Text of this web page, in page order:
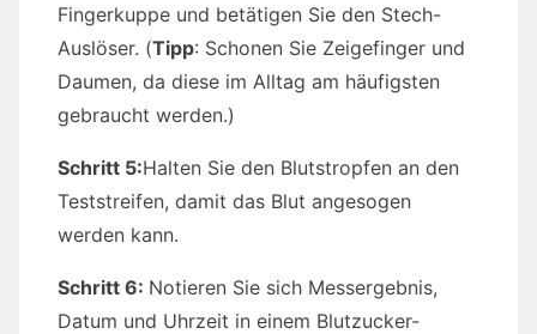
Fingerkuppe und betätigen Sie den Stech-
Auslöser. (Tipp: Schonen Sie Zeigefinger und
Daumen, da diese im Alltag am häufigsten
gebraucht werden.)
Schritt 5:Halten Sie den Blutstropfen an den
Teststreifen, damit das Blut angesogen
werden kann.
Schritt 6: Notieren Sie sich Messergebnis,
Datum und Uhrzeit in einem Blutzucker-